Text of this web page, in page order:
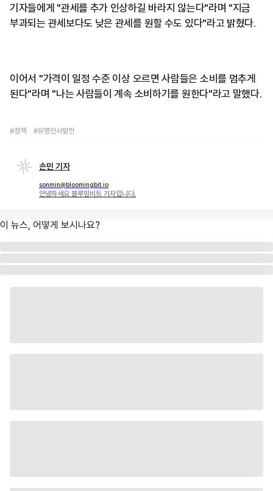
기자들에게 "관세를 추가 인상하길 바라지 않는다"라며 "지금
부과되는 관세보다도 낮은 관세를 원할 수도 있다"라고 밝혔다.
이어서 "가격이 일정 수준 이상 오르면 사람들은 소비를 멈추게
된다"라며 "나는 사람들이 계속 소비하기를 원한다"라고 말했다.
#정책 #유명인사발언
손민 기자
sonmin@bloomingbit.io
안녕하세요 블루밍비트 기자입니다.
이 뉴스, 어떻게 보시나요?